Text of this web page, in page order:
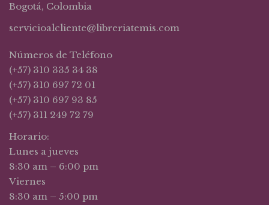
Bogotá, Colombia
servicioalcliente@libreriatemis.com
Números de Teléfono
(+57) 310 335 34 38
(+57) 310 697 72 01
(+57) 310 697 93 85
(+57) 311 249 72 79
Horario:
Lunes a jueves
8:30 am – 6:00 pm
Viernes
8:30 am – 5:00 pm